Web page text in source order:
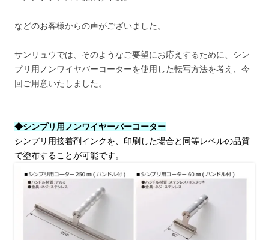
などのお客様からの声がございました。
サンリュウでは、そのようなご要望にお応えするために、シン
プリ用ノンワイヤバーコーターを使用した転写方法を考え、今
回ご用意いたしました。
◆シンプリ用ノンワイヤーバーコーター
シンプリ用接着剤インクを、印刷した場合と同等レベルの品質
で塗布することが可能です。